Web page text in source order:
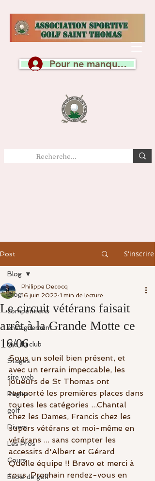
Pour ne manquer
Post S'inscrire
Blog
compétitions
enseignement
Vie du club
Stages
site web
Règles
golf
Divers
Les Pros
Cours
Ecole de golf
Blog
Le circuit vétérans faisait
arrêt à la Grande Motte ce
16/06
Philippe Decocq
16 juin 2022 1 min de lecture
Sous un soleil bien présent, et
avec un terrain impeccable, les
joueurs de St Thomas ont
remporté les premières places dans
toutes les catégories ...Chantal
chez les Dames, Francis chez les
supers vétérans et moi-même en
vétérans ... sans compter les
accessits d'Albert et Gérard
Quelle équipe !! Bravo et merci à
tous. Prochain rendez-vous en